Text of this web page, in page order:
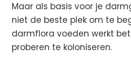
Maar als basis voor je
niet de beste plek om te
darmflora voeden werkt
proberen te koloniseren.